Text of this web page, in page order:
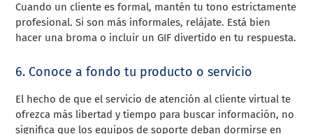
Cuando un cliente es formal, mantén tu tono estrictamente
profesional. Si son más informales, relájate. Está bien
hacer una broma o incluir un GIF divertido en tu respuesta.
6. Conoce a fondo tu producto o servicio
El hecho de que el servicio de atención al cliente virtual te
ofrezca más libertad y tiempo para buscar información, no
significa que los equipos de soporte deban dormirse en